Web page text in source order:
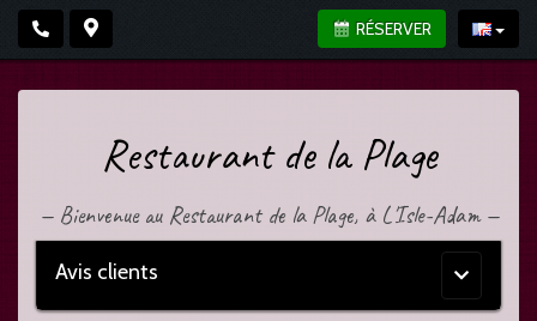
RÉSERVER
Restaurant de la Plage
—Bienvenue au Restaurant de la Plage, à L'Isle-Adam —
Menu
principal
Avis clients